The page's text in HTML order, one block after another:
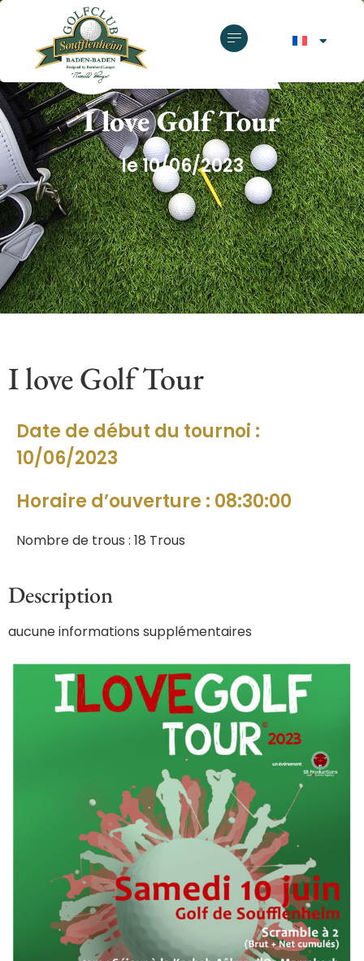
GOLF CLUB SOUFFLENHEIM
I love Golf Tour
le 10/06/2023
I love Golf Tour
Date de début du tournoi :
10/06/2023
Horaire d’ouverture : 08:30:00
Nombre de trous : 18 Trous
Description
aucune informations supplémentaires